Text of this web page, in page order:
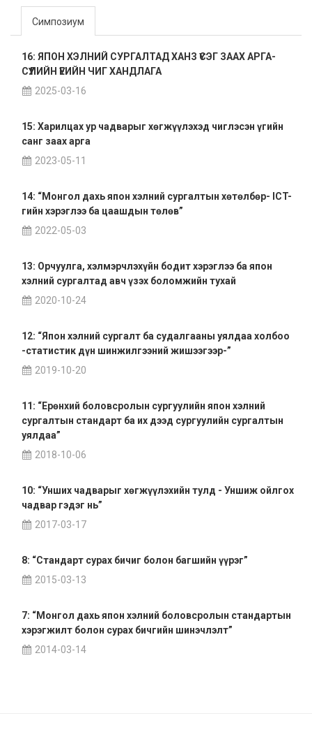
Симпозиум
16: ЯПОН ХЭЛНИЙ СУРГАЛТАД ХАНЗ ҮСЭГ ЗААХ АРГА-
СҮҮЛИЙН ҮЕИЙН ЧИГ ХАНДЛАГА
2025-03-16
15: Харилцах ур чадварыг хөгжүүлэхэд чиглэсэн үгийн
санг заах арга
2023-05-11
14: “Монгол дахь япон хэлний сургалтын хөтөлбөр- ICT-
гийн хэрэглээ ба цаашдын төлөв”
2022-05-03
13: Орчуулга, хэлмэрчлэхүйн бодит хэрэглээ ба япон
хэлний сургалтад авч үзэх боломжийн тухай
2020-10-24
12: “Япон хэлний сургалт ба судалгааны уялдаа холбоо
-статистик дүн шинжилгээний жишээгээр-”
2019-10-20
11: “Ерөнхий боловсролын сургуулийн япон хэлний
сургалтын стандарт ба их дээд сургуулийн сургалтын
уялдаа”
2018-10-06
10: “Унших чадварыг хөгжүүлэхийн тулд - Уншиж ойлгох
чадвар гэдэг нь”
2017-03-17
8: “Стандарт сурах бичиг болон багшийн үүрэг”
2015-03-13
7: “Монгол дахь япон хэлний боловсролын стандартын
хэрэгжилт болон сурах бичгийн шинэчлэлт”
2014-03-14